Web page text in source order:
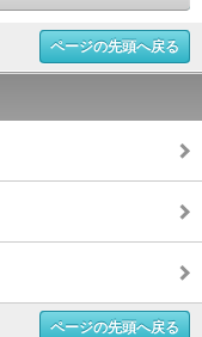
ページの先頭へ戻る
ページの先頭へ戻る